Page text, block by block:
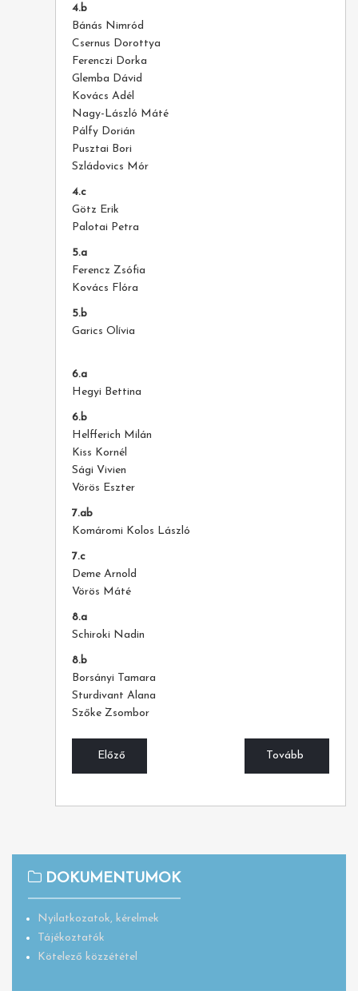
4.b
Bánás Nimród
Csernus Dorottya
Ferenczi Dorka
Glemba Dávid
Kovács Adél
Nagy-László Máté
Pálfy Dorián
Pusztai Bori
Szládovics Mór
4.c
Götz Erik
Palotai Petra
5.a
Ferencz Zsófia
Kovács Flóra
5.b
Garics Olívia
6.a
Hegyi Bettina
6.b
Helfferich Milán
Kiss Kornél
Sági Vivien
Vörös Eszter
7.ab
Komáromi Kolos László
7.c
Deme Arnold
Vörös Máté
8.a
Schiroki Nadin
8.b
Borsányi Tamara
Sturdivant Alana
Szőke Zsombor
Előző Tovább
DOKUMENTUMOK
Nyilatkozatok, kérelmek
Tájékoztatók
Kötelező közzététel